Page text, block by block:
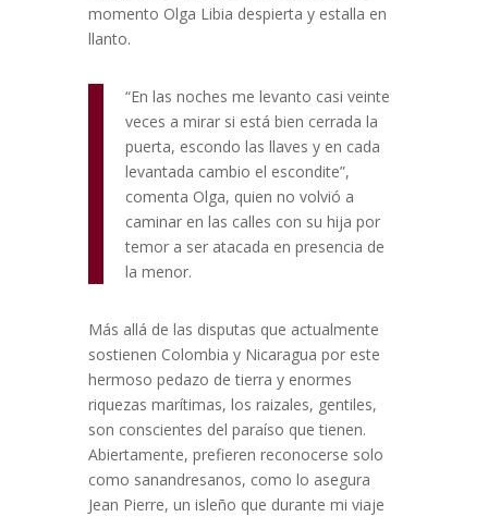
momento Olga Libia despierta y estalla en
llanto.
“En las noches me levanto casi veinte
veces a mirar si está bien cerrada la
puerta, escondo las llaves y en cada
levantada cambio el escondite”,
comenta Olga, quien no volvió a
caminar en las calles con su hija por
temor a ser atacada en presencia de
la menor.
Más allá de las disputas que actualmente
sostienen Colombia y Nicaragua por este
hermoso pedazo de tierra y enormes
riquezas marítimas, los raizales, gentiles,
son conscientes del paraíso que tienen.
Abiertamente, prefieren reconocerse solo
como sanandresanos, como lo asegura
Jean Pierre, un isleño que durante mi viaje